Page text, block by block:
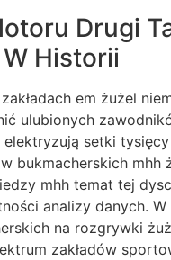
Drugi
Historii
em żużel
ulubionych
setki
bukmacherskich mhh
mhh temat tej
analizy danych. W
na rozgrywki
zakładów